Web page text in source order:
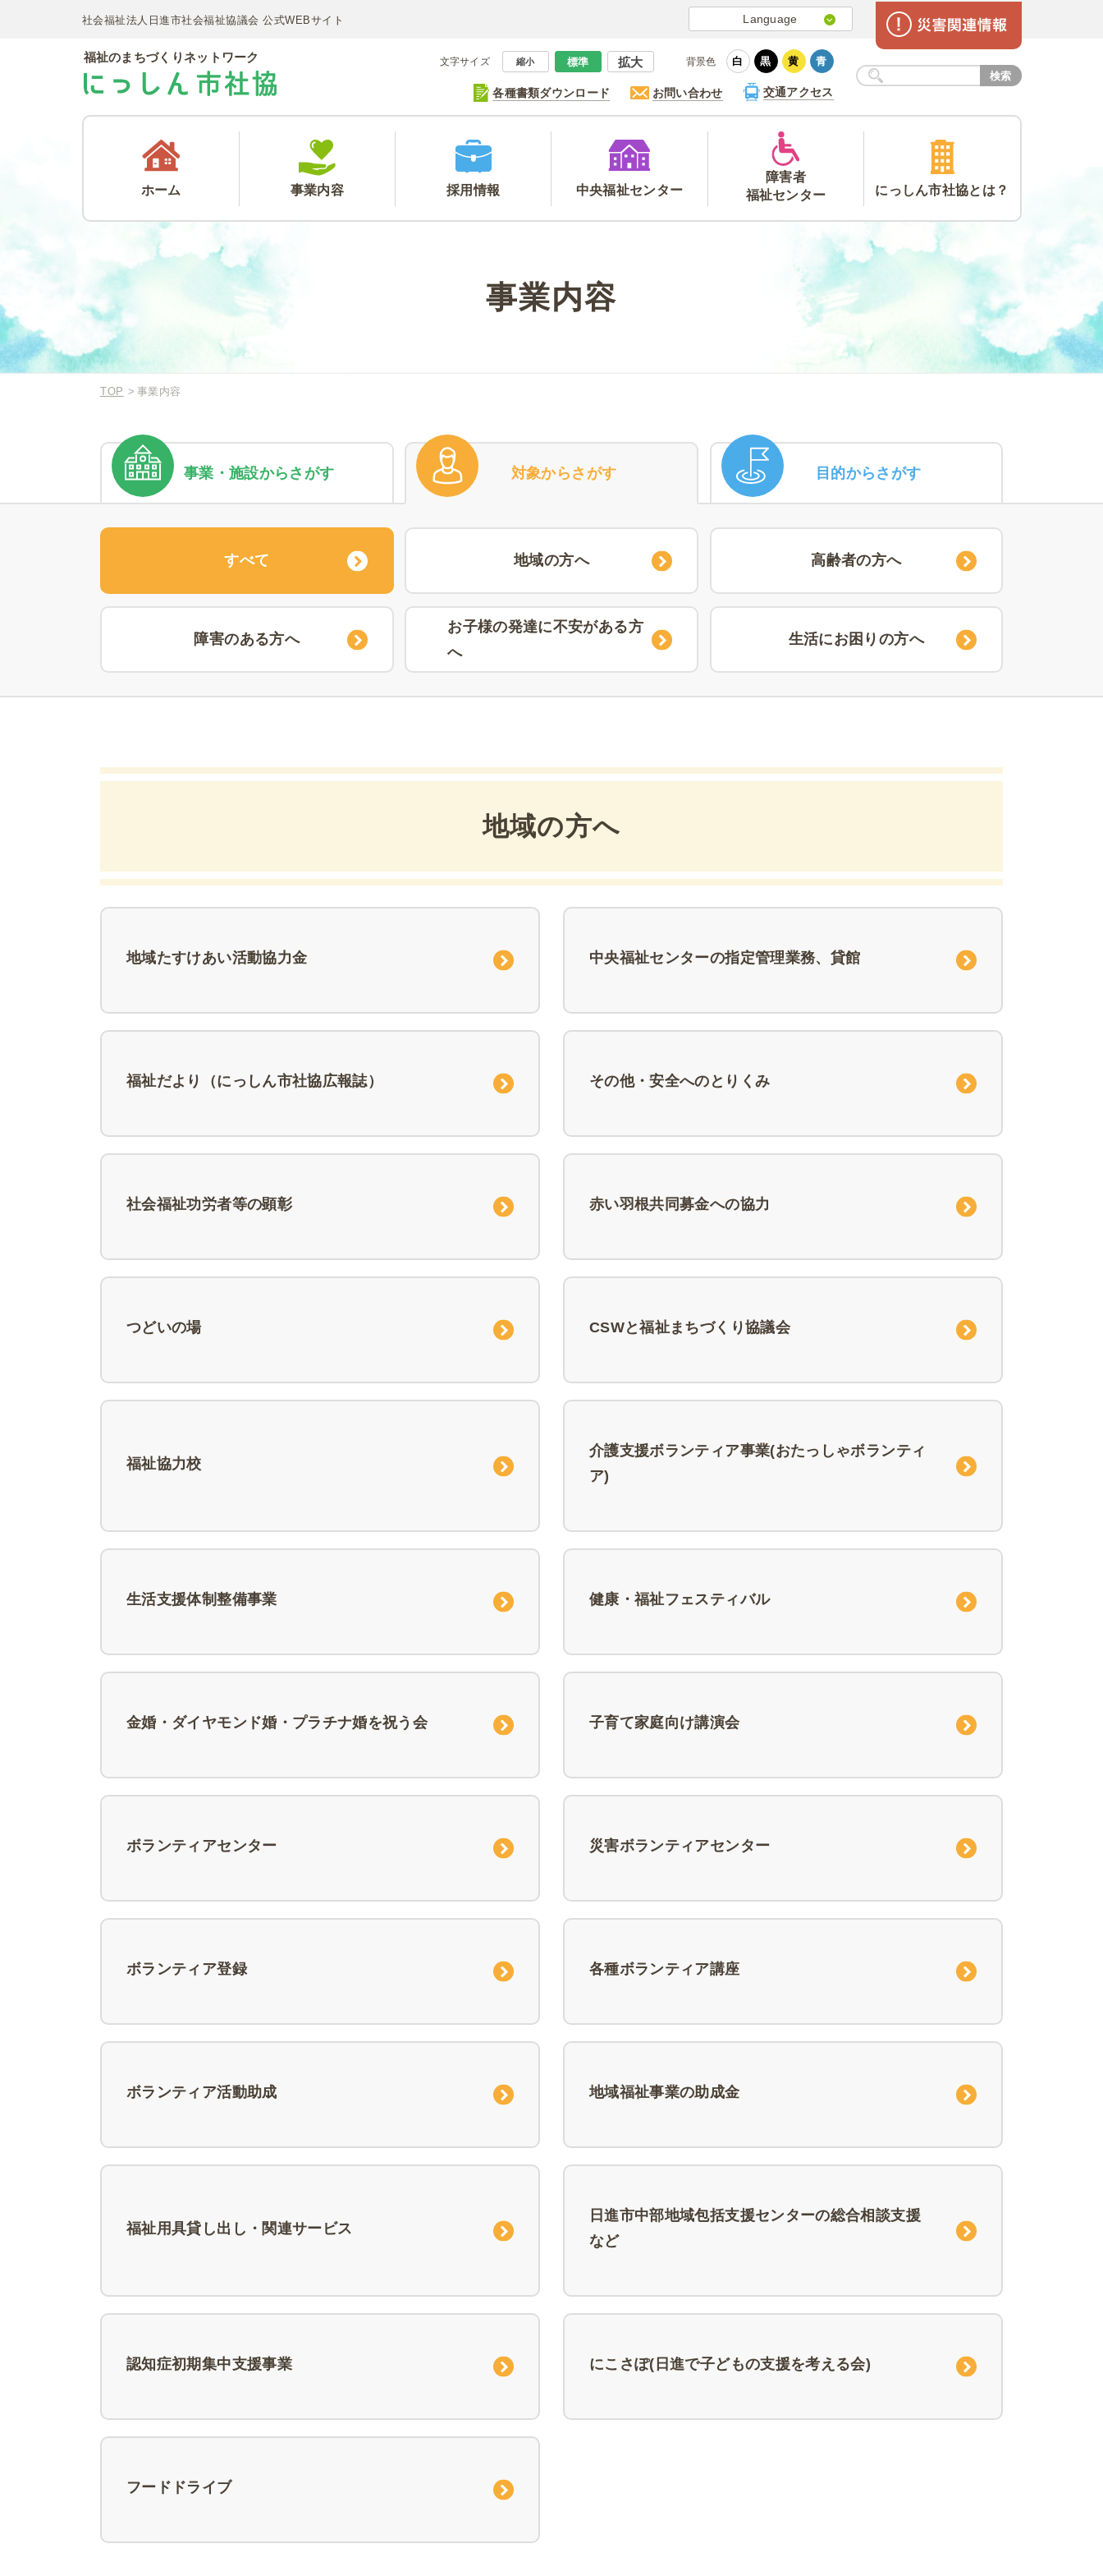
社会福祉法人日進市社会福祉協議会 公式WEBサイト
Language
English
簡体中文
Korea
Portugues
Tagalog
福祉のまちづくりネットワーク 文字サイズ 縮小 標準 拡大 背景色 白 黒 黄 青
各種書類ダウンロード お問い合わせ 交通アクセス
検索
ホーム 事業内容 採用情報 中央福祉センター
障害者
福祉センター にっしん市社協とは？
事業内容
TOP 事業内容
事業・施設からさがす 対象からさがす 目的からさがす
すべて 地域の方へ 高齢者の方へ
障害のある方へ
お子様の発達に不安がある方
へ
生活にお困りの方へ
地域の方へ
地域たすけあい活動協力金 中央福祉センターの指定管理業務、貸館
福祉だより（にっしん市社協広報誌） その他・安全へのとりくみ
社会福祉功労者等の顕彰 赤い羽根共同募金への協力
つどいの場 CSWと福祉まちづくり協議会
福祉協力校
介護支援ボランティア事業(おたっしゃボランティ
ア)
生活支援体制整備事業 健康・福祉フェスティバル
金婚・ダイヤモンド婚・プラチナ婚を祝う会 子育て家庭向け講演会
ボランティアセンター 災害ボランティアセンター
ボランティア登録 各種ボランティア講座
ボランティア活動助成 地域福祉事業の助成金
福祉用具貸し出し・関連サービス
日進市中部地域包括支援センターの総合相談支援
など
認知症初期集中支援事業 にこさぽ(日進で子どもの支援を考える会)
フードドライブ